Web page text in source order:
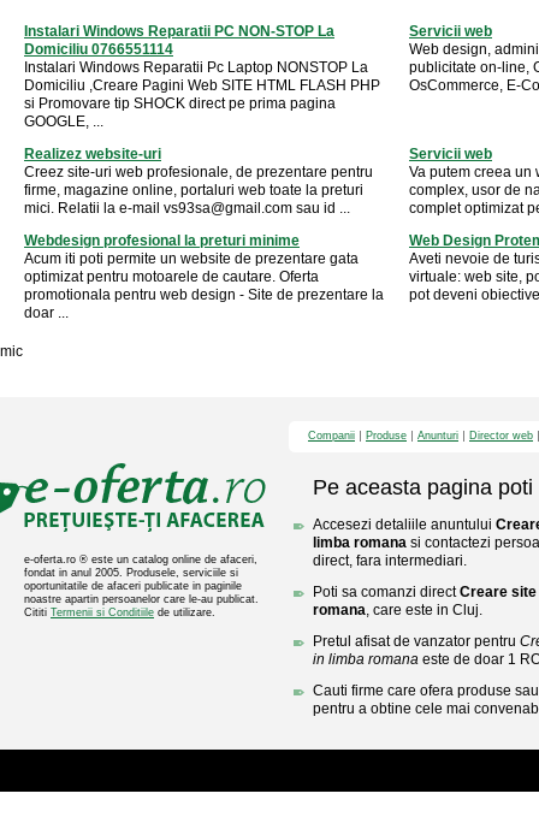
Instalari Windows Reparatii PC NON-STOP La
Domiciliu 0766551114
Instalari Windows Reparatii Pc Laptop NONSTOP La
Domiciliu ,Creare Pagini Web SITE HTML FLASH PHP
si Promovare tip SHOCK direct pe prima pagina
GOOGLE, ...
Servicii web
Web design,
publicitate on-line,
OsCommerce, E-
Realizez website-uri
Creez site-uri web profesionale, de prezentare pentru
firme, magazine online, portaluri web toate la preturi
mici. Relatii la e-mail vs93sa@gmail.com sau id ...
Servicii web
Va putem creea un
complex, usor de
complet optimizat
Webdesign profesional la preturi minime
Acum iti poti permite un website de prezentare gata
optimizat pentru motoarele de cautare. Oferta
promotionala pentru web design - Site de prezentare la
doar ...
Web Design
Aveti nevoie de
virtuale: web site,
pot deveni
mic
e-oferta.ro ® este un catalog online de afaceri,
fondat in anul 2005. Produsele, serviciile si
oportunitatile de afaceri publicate in paginile
noastre apartin persoanelor care le-au publicat.
Cititi Termenii si Conditiile de utilizare.
Companii Produse Anunturi Director web
Pe aceasta pagina poti
Accesezi detaliile anuntului
limba romana si contactezi
direct, fara intermediari.
Poti sa comanzi directCreare site
romana, care este in Cluj.
Pretul afisat de vanzator pentru
in limba romana este de doar 1
Cauti firme care ofera produse
pentru a obtine cele mai